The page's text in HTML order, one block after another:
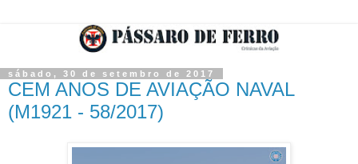
sábado, 30 de setembro de 2017
CEM ANOS DE AVIAÇÃO NAVAL
(M1921 - 58/2017)